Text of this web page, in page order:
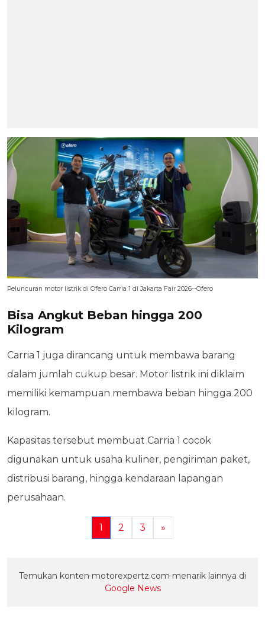
Peluncuran motor listrik di Ofero Carria 1 di Jakarta Fair 2026--Ofero
Bisa Angkut Beban hingga 200
Kilogram
Carria 1 juga dirancang untuk membawa barang
dalam jumlah cukup besar. Motor listrik ini diklaim
memiliki kemampuan membawa beban hingga 200
kilogram.
Kapasitas tersebut membuat Carria 1 cocok
digunakan untuk usaha kuliner, pengiriman paket,
distribusi barang, hingga kendaraan lapangan
perusahaan.
1 2 3 »
Temukan konten motorexpertz.com menarik lainnya di
Google News